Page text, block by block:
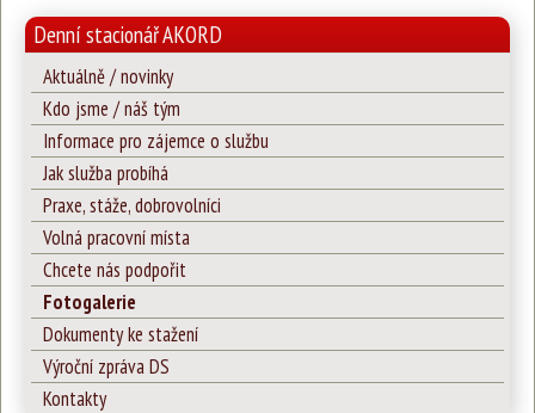
Denní stacionář AKORD
Aktuálně / novinky
Kdo jsme / náš tým
Informace pro zájemce o službu
Jak služba probíhá
Praxe, stáže, dobrovolníci
Volná pracovní místa
Chcete nás podpořit
Fotogalerie
Dokumenty ke stažení
Výroční zpráva DS
Kontakty